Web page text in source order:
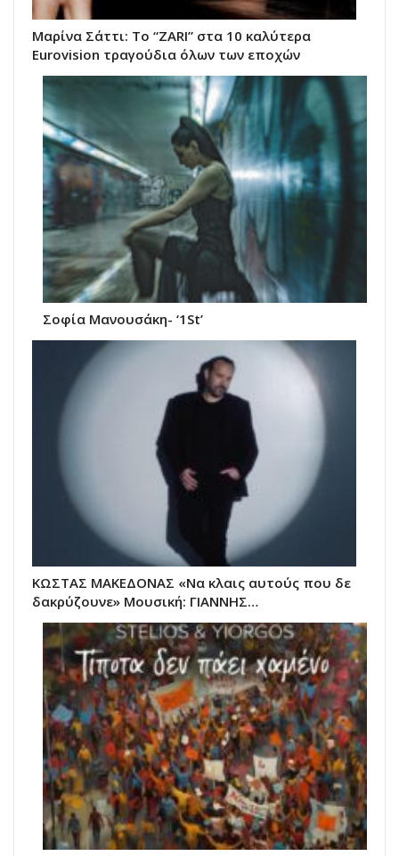
Μαρίνα Σάττι: Το “ZARI” στα 10 καλύτερα
Eurovision τραγούδια όλων των εποχών
Σοφία Μανουσάκη- ‘1St’
ΚΩΣΤΑΣ ΜΑΚΕΔΟΝΑΣ «Να κλαις αυτούς που δε
δακρύζουνε» Μουσική: ΓΙΑΝΝΗΣ…